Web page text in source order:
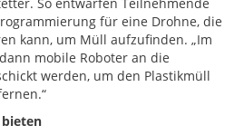
für eine Drohne, die
kann, um Müll aufzufinden. „Im
mobile Roboter an die
werden, um den Plastikmüll